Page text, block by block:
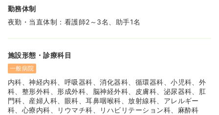
勤務体制
夜勤・当直体制：看護師2～3名、助手1名
施設形態・診療科目
一般病院
内科、神経内科、呼吸器科、消化器科、循環器科、小児科、外
科、整形外科、形成外科、脳神経外科、皮膚科、泌尿器科、肛
門科、産婦人科、眼科、耳鼻咽喉科、放射線科、アレルギー
科、心療内科、リウマチ科、リハビリテーション科、麻酔科